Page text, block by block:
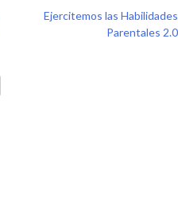
Ejercitemos las Habilidades
Parentales 2.0